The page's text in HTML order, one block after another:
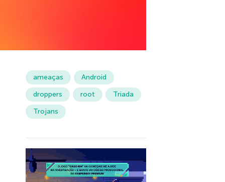
ameaças
Android
droppers
root
Triada
Trojans